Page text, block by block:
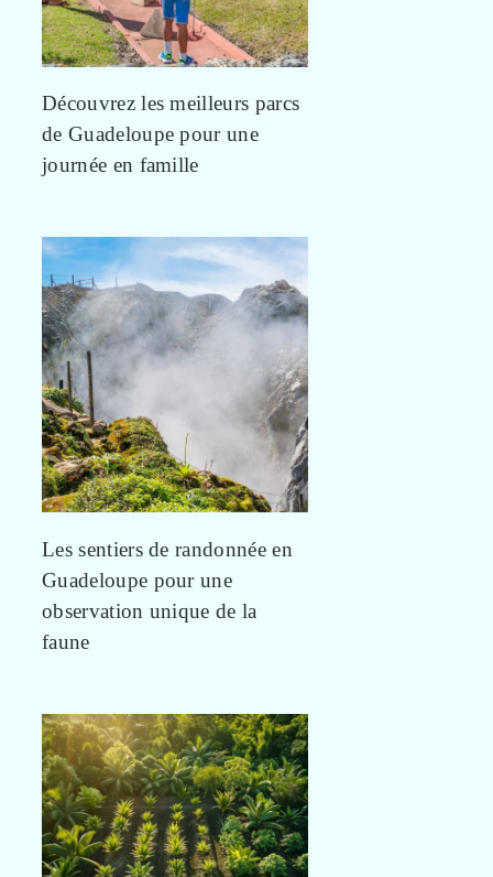
Découvrez les meilleurs parcs
de Guadeloupe pour une
journée en famille
Les sentiers de randonnée en
Guadeloupe pour une
observation unique de la
faune